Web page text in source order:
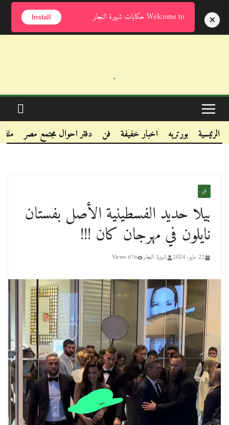
الإثنين, أغسطس 10, 2026
.
.
.
الرئيسية بورتريه اخبار خفيفة فن دفتر احوال مجتمع مصر
فن
بيلا حديد الفسطينية الأصل بفستان
نايلون في مهرجان كان !!!
22 مايو، 2024 شهيرة النجار 676 Views
Welcome to حكايات شهيرة النجار Install ×